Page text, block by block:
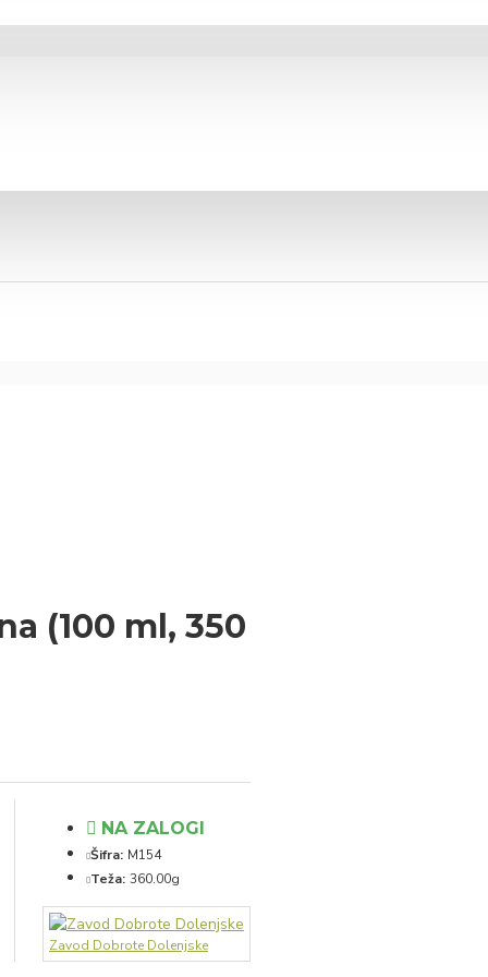
(100 ml, 350
NA ZALOGI
Šifra: M154
Teža: 360.00g
Zavod Dobrote Dolenjske